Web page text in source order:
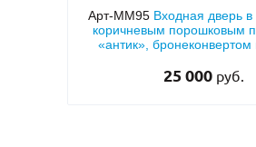
Арт-ММ95 Входная дверь в
коричневым порошковым
«антик»,
25 000 руб.